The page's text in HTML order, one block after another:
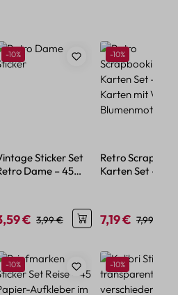
Rabatt
-10%
Sticker Set
Dame – 45
€ Regulärer Preis:
3,99 €
Rabatt
-10%
Retro
Karten Set – 100
Verkaufspreis:
7,19 € 7,99 €
Rabatt
-10% Rabatt
-10%